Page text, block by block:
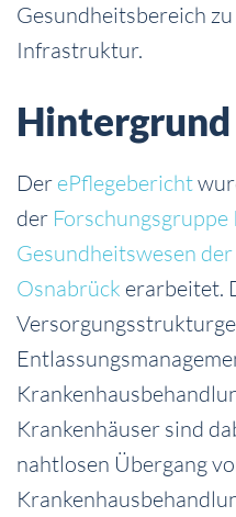
Gesundheitsbereich
Infrastruktur.
Hintergrund
Der ePflegebericht
der
Gesundheitswesen
Osnabrück erarbeitet.
Krankenhäuser sind
nahtlosen Übergang